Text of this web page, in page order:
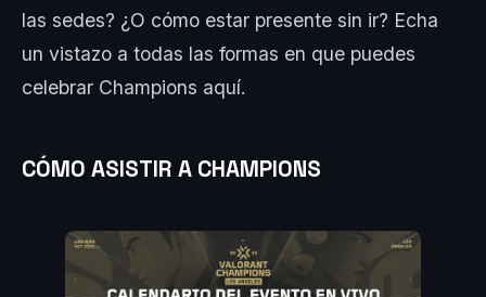
las sedes? ¿O cómo estar presente sin ir? Echa
un vistazo a todas las formas en que puedes
celebrar Champions aquí.
CÓMO ASISTIR A CHAMPIONS